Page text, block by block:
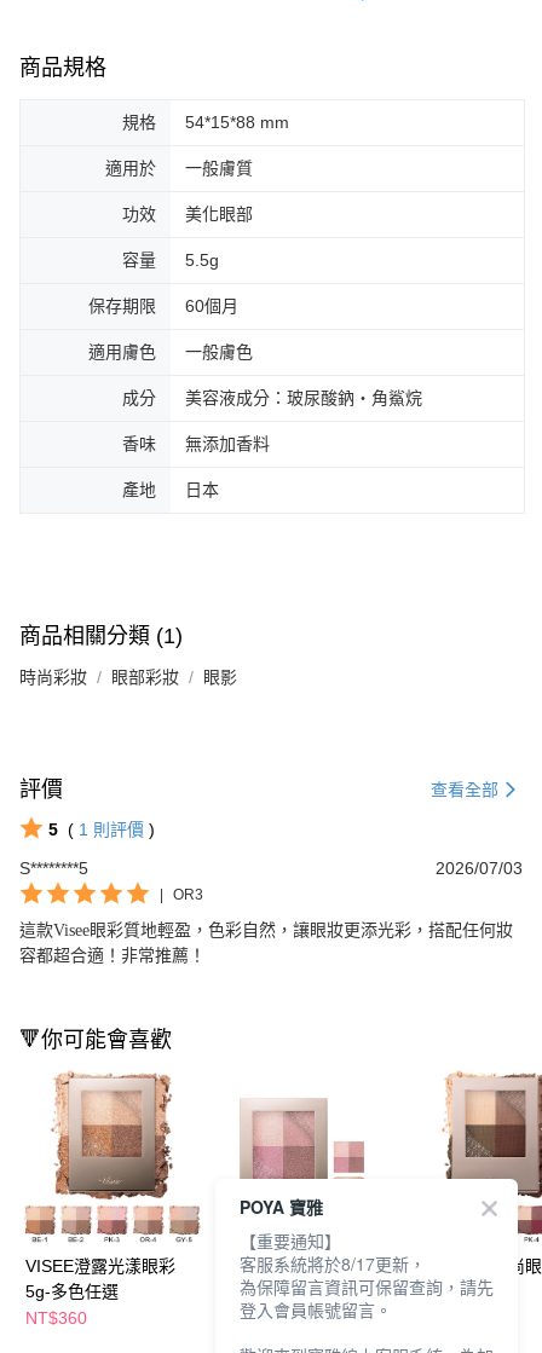
商品規格
規格 54*15*88 mm
適用於 一般膚質
功效 美化眼部
容量 5.5g
保存期限 60個月
適用膚色 一般膚色
成分 美容液成分：玻尿酸鈉・角鯊烷
香味 無添加香料
產地 日本
商品相關分類 (1)
時尚彩妝 眼部彩妝 眼影
評價 查看全部
5 ( 1 則評價 )
S********5
2026/07/03
| OR3
這款Visee眼彩質地輕盈，色彩自然，讓眼妝更添光彩，搭配任何妝
容都超合適！非常推薦！
🔻你可能會喜歡
VISEE澄露光漾眼彩
5g-多色任選
NT$360
VISEE澄露光漾眼彩
5g-多色任選
NT$360
VISEE唯霧時尚
多款任選
POYA 寶雅
【重要通知】
客服系統將於8/17更新，
為保障留言資訊可保留查詢，請先
登入會員帳號留言。